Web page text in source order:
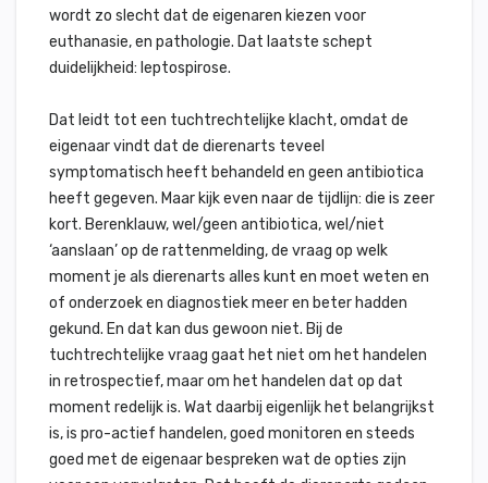
wordt zo slecht dat de eigenaren kiezen voor
euthanasie, en pathologie. Dat laatste schept
duidelijkheid: leptospirose.
Dat leidt tot een tuchtrechtelijke klacht, omdat de
eigenaar vindt dat de dierenarts teveel
symptomatisch heeft behandeld en geen antibiotica
heeft gegeven. Maar kijk even naar de tijdlijn: die is zeer
kort. Berenklauw, wel/geen antibiotica, wel/niet
‘aanslaan’ op de rattenmelding, de vraag op welk
moment je als dierenarts alles kunt en moet weten en
of onderzoek en diagnostiek meer en beter hadden
gekund. En dat kan dus gewoon niet. Bij de
tuchtrechtelijke vraag gaat het niet om het handelen
in retrospectief, maar om het handelen dat op dat
moment redelijk is. Wat daarbij eigenlijk het belangrijkst
is, is pro-actief handelen, goed monitoren en steeds
goed met de eigenaar bespreken wat de opties zijn